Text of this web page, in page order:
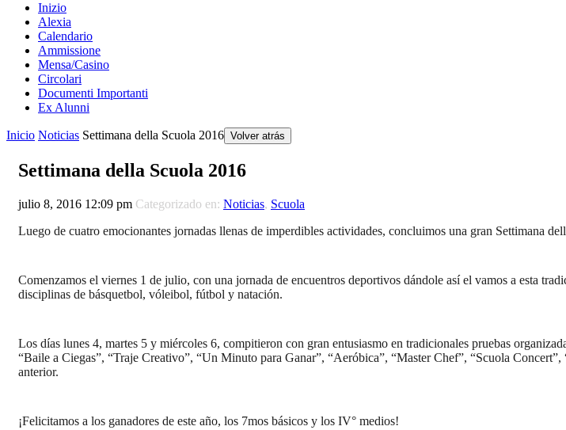
Inizio
Alexia
Calendario
Ammissione
Mensa/Casino
Circolari
Documenti Importanti
Ex Alunni
Inicio Noticias Settimana della Scuola 2016 Volver atrás
Settimana della Scuola 2016
julio 8, 2016 12:09 pm Categorizado en: Noticias, Scuola
Luego de cuatro emocionantes jornadas llenas de imperdibles actividades, concluimos una gran Settimana
Comenzamos el viernes 1 de julio, con una jornada de encuentros deportivos dándole así el vamos a esta
disciplinas de básquetbol, vóleibol, fútbol y natación.
Los días lunes 4, martes 5 y miércoles 6, compitieron con gran entusiasmo en tradicionales pruebas
“Baile a Ciegas”, “Traje Creativo”, “Un Minuto para Ganar”, “Aeróbica”, “Master Chef”, “Scuola
anterior.
¡Felicitamos a los ganadores de este año, los 7mos básicos y los IV° medios!